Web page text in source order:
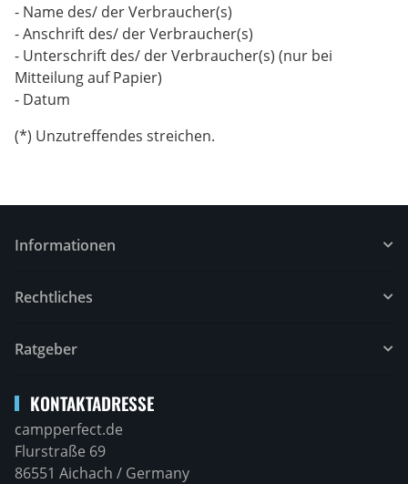
- Name des/ der Verbraucher(s)
- Anschrift des/ der Verbraucher(s)
- Unterschrift des/ der Verbraucher(s) (nur bei
Mitteilung auf Papier)
- Datum
(*) Unzutreffendes streichen.
Informationen
Rechtliches
Ratgeber
KONTAKTADRESSE
campperfect.de
Flurstraße 69
86551 Aichach / Germany